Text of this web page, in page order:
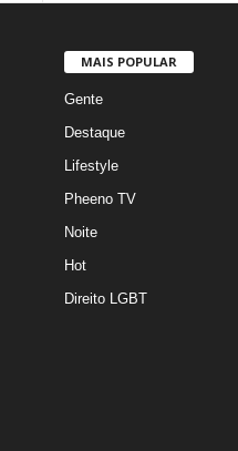
MAIS POPULAR
Gente
Destaque
Lifestyle
Pheeno TV
Noite
Hot
Direito LGBT